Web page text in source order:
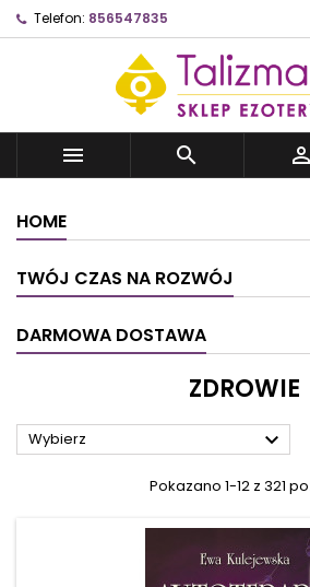
Telefon: 856547835
  
HOME
TWÓJ CZAS NA ROZWÓJ
DARMOWA DOSTAWA
ZDROWIE
Wybierz 
Pokazano 1-12 z 321